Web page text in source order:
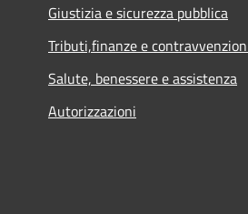
Giustizia e sicurezza pubblica
Tributi,finanze e
Salute, benessere e assistenza
Autorizzazioni